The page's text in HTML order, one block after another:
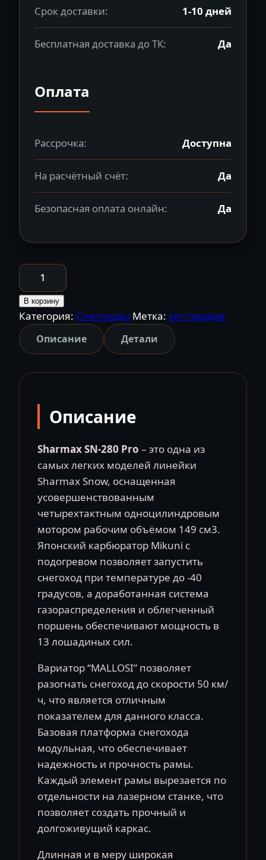
Срок доставки: 1-10 дней
Бесплатная доставка до ТК: Да
Оплата
Рассрочка: Доступна
На расчётный счёт: Да
Безопасная оплата онлайн: Да
Количество
товара
Снегоход
SHARMAX
SN-
280
В корзину
Категория: Снегоходы Метка: хит продаж
Описание Детали
Описание
Sharmax SN-280 Pro – это одна из
самых легких моделей линейки
Sharmax Snow, оснащенная
усовершенствованным
четырехтактным одноцилиндровым
мотором рабочим объёмом 149 см3.
Японский карбюратор Mikuni с
подогревом позволяет запустить
снегоход при температуре до -40
градусов, а доработанная система
газораспределения и облегченный
поршень обеспечивают мощность в
13 лошадиных сил.
Вариатор “MALLOSI” позволяет
разогнать снегоход до скорости 50 км/
ч, что является отличным
показателем для данного класса.
Базовая платформа снегохода
модульная, что обеспечивает
надежность и прочность рамы.
Каждый элемент рамы вырезается по
отдельности на лазерном станке, что
позволяет создать прочный и
долгоживущий каркас.
Длинная и в меру широкая